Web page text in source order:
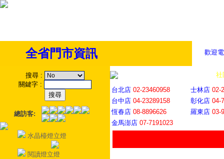
歡迎
全省門市資訊
搜尋 :
關鍵字 :
總訪客:
水晶檯燈立燈
閱讀燈立燈
社
台北店 02-23460958 士林店 02-
台中店 04-23289158 彰化店 04-
恆春店 08-8896626 羅東店 03-
金馬澎店 07-7191023